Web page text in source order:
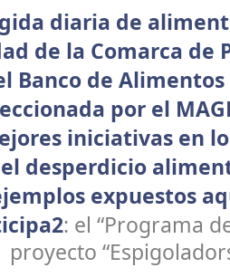
diaria de
de la Comarca de
Banco de
por el
iniciativas en
desperdicio
expuestos
: el “Programa